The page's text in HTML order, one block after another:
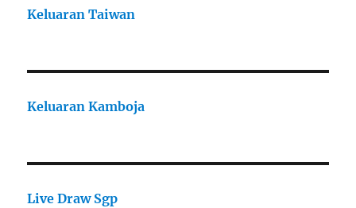
Keluaran Taiwan
Keluaran Kamboja
Live Draw Sgp